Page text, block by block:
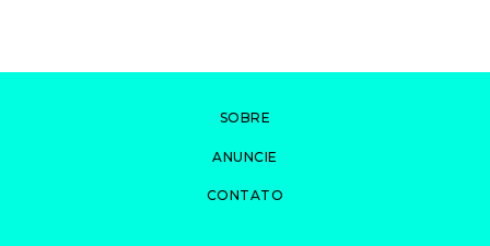
SOBRE
ANUNCIE
CONTATO